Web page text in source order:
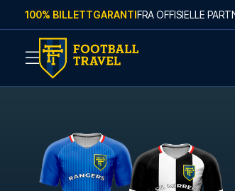
Skip to content
100% BILLETTGARANTIFRA OFFISIELLE